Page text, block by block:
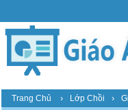
Trang Chủ › Lớp Chồi ›